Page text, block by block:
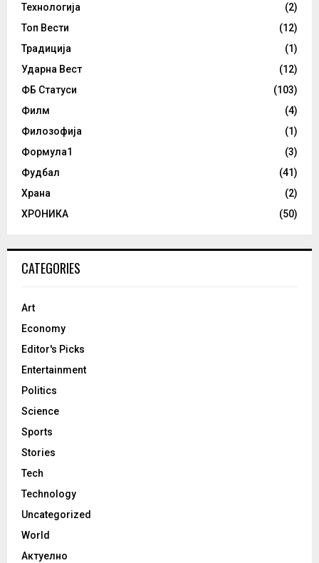
Технологија
(2)
Топ Вести
(12)
Традиција
(1)
Ударна Вест
(12)
ФБ Статуси
(103)
Филм
(4)
Филозофија
(1)
Формула1
(3)
Фудбал
(41)
Храна
(2)
ХРОНИКА
(50)
CATEGORIES
Art
Economy
Editor's Picks
Entertainment
Politics
Science
Sports
Stories
Tech
Technology
Uncategorized
World
Актуелно